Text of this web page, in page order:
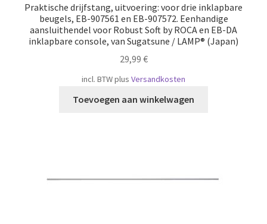
Praktische drijfstang, uitvoering: voor drie inklapbare
beugels, EB-907561 en EB-907572. Eenhandige
aansluithendel voor Robust Soft by ROCA en EB-DA
inklapbare console, van Sugatsune / LAMP® (Japan)
29,99 €
incl. BTWplus Versandkosten
Toevoegen aan winkelwagen